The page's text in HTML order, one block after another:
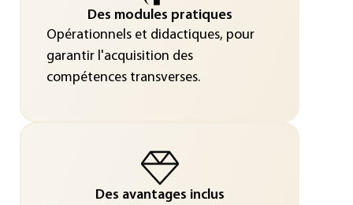
Des modules pratiques
Opérationnels et didactiques, pour
garantir l'acquisition des
compétences transverses.
Des avantages inclus